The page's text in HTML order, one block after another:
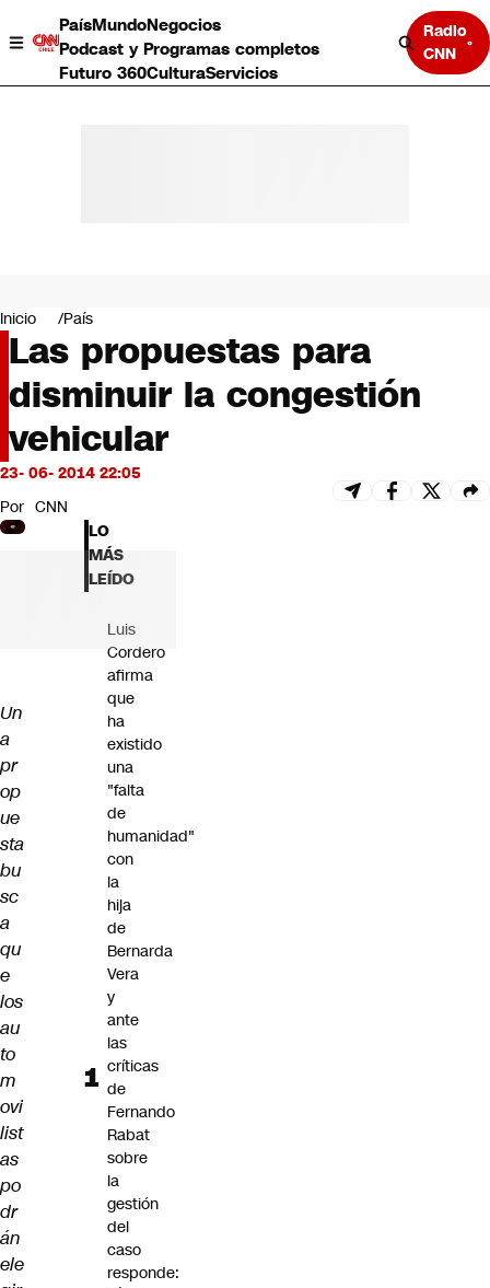
PaísMundoNegocios
Podcast y Programas completos
Futuro 360CulturaServicios
Radio
CNN
Negocios
Deportes
Programas completos
Cultura
Servicios
Bits
CNN tiempo
Futuro 360
Opinión
Inicio País
Las propuestas para
disminuir la congestión
vehicular
23- 06- 2014 22:05
Por CNN
Un
a
pr
op
ue
sta
bu
sc
a
qu
e
los
au
to
m
ovi
list
as
po
dr
án
ele
LO
MÁS
LEÍDO
Luis
Cordero
afirma
que
ha
existido
una
"falta
de
humanidad"
con
la
hija
de
Bernarda
Vera
y
ante
las
críticas
de
Fernando
Rabat
sobre
la
gestión
del
caso
responde: